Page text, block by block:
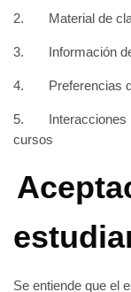
2. Material de
3. Información de
4. Preferencias
5. Interacciones
cursos
Se entiende que el